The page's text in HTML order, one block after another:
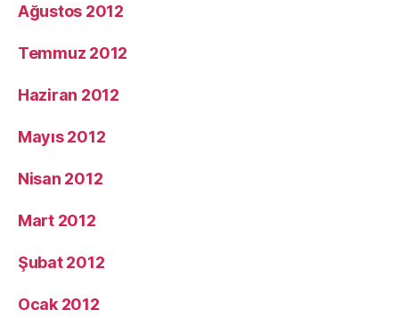
Ağustos 2012
Temmuz 2012
Haziran 2012
Mayıs 2012
Nisan 2012
Mart 2012
Şubat 2012
Ocak 2012